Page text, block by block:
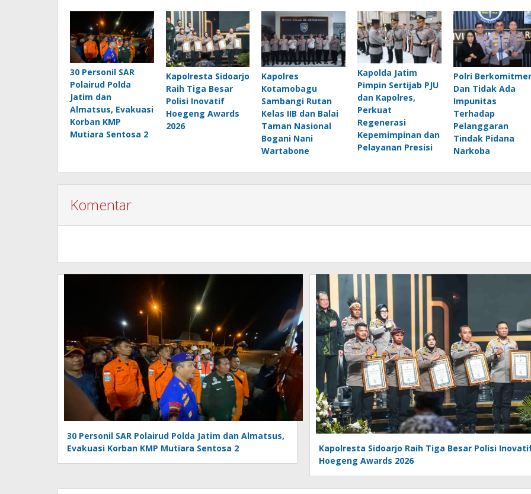
30 Personil SAR
Polairud Polda
Jatim dan
Almatsus, Evakuasi
Korban KMP
Mutiara Sentosa 2
Kapolresta Sidoarjo
Raih Tiga Besar
Polisi Inovatif
Hoegeng Awards
2026
Kapolres
Kotamobagu
Sambangi Rutan
Kelas IIB dan Balai
Taman Nasional
Bogani Nani
Wartabone
Kapolda Jatim
Pimpin Sertijab PJU
dan Kapolres,
Perkuat
Regenerasi
Kepemimpinan dan
Pelayanan Presisi
Polri
Dan Tidak Ada
Impunitas
Terhadap
Pelanggaran
Tindak Pidana
Narkoba
Komentar
30 Personil SAR Polairud Polda Jatim dan Almatsus,
Evakuasi Korban KMP Mutiara Sentosa 2
Kapolresta Sidoarjo Raih Tiga Besar Polisi
Hoegeng Awards 2026